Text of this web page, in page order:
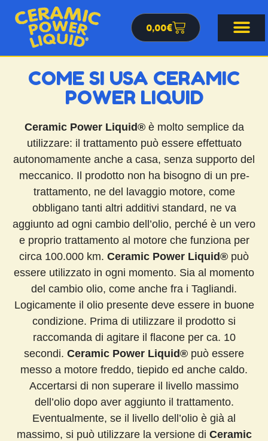
0,00€
COME SI USA CERAMIC
POWER LIQUID
Ceramic Power Liquid®è molto semplice da
utilizzare: il trattamento può essere effettuato
autonomamente anche a casa, senza supporto del
meccanico. Il prodotto non ha bisogno di un pre-
trattamento, ne del lavaggio motore, come
obbligano tanti altri additivi standard, ne va
aggiunto ad ogni cambio dell’olio, perché è un vero
e proprio trattamento al motore che funziona per
circa 100.000 km. Ceramic Power Liquid® può
essere utilizzato in ogni momento. Sia al momento
del cambio olio, come anche fra i Tagliandi.
Logicamente il olio presente deve essere in buone
condizione. Prima di utilizzare il prodotto si
raccomanda di agitare il flacone per ca. 10
secondi. Ceramic Power Liquid® può essere
messo a motore freddo, tiepido ed anche caldo.
Accertarsi di non superare il livello massimo
dell’olio dopo aver aggiunto il trattamento.
Eventualmente, se il livello dell’olio è già al
massimo, si può utilizzare la versione di Ceramic